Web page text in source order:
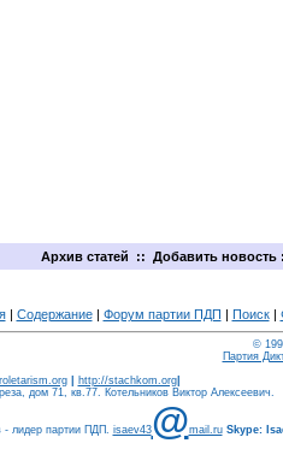
Архив статей :: Добавить новость
| Содержание| Форум партии ПДП | Поиск|
©
Партия
| http://stachkom.org|
дом 71, кв.77. Котельников Виктор Алексеевич.
- лидер партии ПДП. isaev43@mail.ruSkype: